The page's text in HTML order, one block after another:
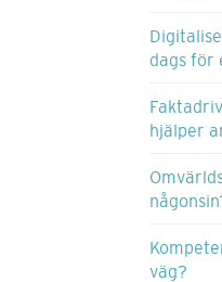
dags för
hjälper
väg?